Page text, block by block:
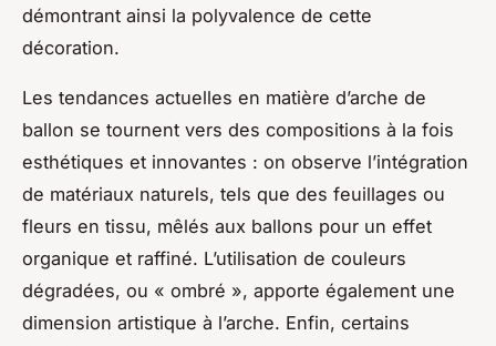
démontrant ainsi la polyvalence de cette
décoration.
Les tendances actuelles en matière d’arche de
ballon se tournent vers des compositions à la fois
esthétiques et innovantes : on observe l’intégration
de matériaux naturels, tels que des feuillages ou
fleurs en tissu, mêlés aux ballons pour un effet
organique et raffiné. L’utilisation de couleurs
dégradées, ou « ombré », apporte également une
dimension artistique à l’arche. Enfin, certains